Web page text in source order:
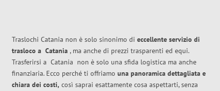
Traslochi Catania non è solo sinonimo di eccellente servizio di
trasloco a Catania , ma anche di prezzi trasparenti ed equi.
Trasferirsi a Catania non è solo una sfida logistica ma anche
finanziaria. Ecco perché ti offriamo una panoramica dettagliata e
chiara dei costi, così saprai esattamente cosa aspettarti, senza